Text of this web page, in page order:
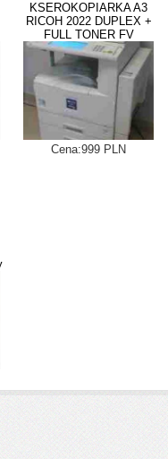
KSEROKOPIARKA A3
RICOH 2022 DUPLEX +
FULL TONER FV
Cena:999 PLN